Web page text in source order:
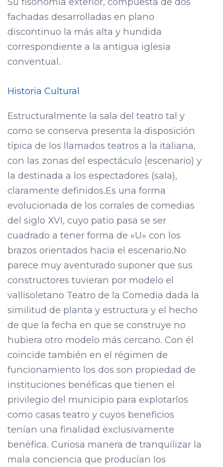
fachadas desarrolladas en plano
discontinuo la más alta y hundida
correspondiente a la antigua iglesia
conventual.
Historia Cultural
Estructuralmente la sala del teatro tal y
como se conserva presenta la disposición
típica de los llamados teatros a la italiana,
con las zonas del espectáculo (escenario) y
la destinada a los espectadores (sala),
claramente definidos.Es una forma
evolucionada de los corrales de comedias
del siglo XVI, cuyo patio pasa se ser
cuadrado a tener forma de «U» con los
brazos orientados hacia el escenario.No
parece muy aventurado suponer que sus
constructores tuvieran por modelo el
vallisoletano Teatro de la Comedia dada la
similitud de planta y estructura y el hecho
de que la fecha en que se construye no
hubiera otro modelo más cercano. Con él
coincide también en el régimen de
funcionamiento los dos son propiedad de
instituciones benéficas que tienen el
privilegio del municipio para explotarlos
como casas teatro y cuyos beneficios
tenían una finalidad exclusivamente
benéfica. Curiosa manera de tranquilizar la
mala conciencia que producían los